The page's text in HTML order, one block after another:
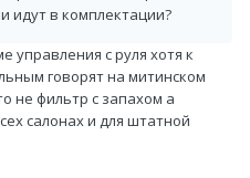
идут в комплектации?
управления с руля хотя к
говорят на митинском
не фильтр с запахом а
салонах и для штатной